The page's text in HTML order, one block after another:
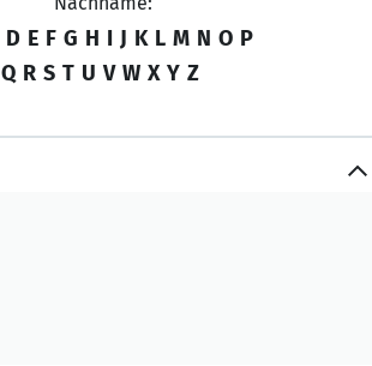
D E F G H I J K L M N O P
Q R S T U V W X Y Z